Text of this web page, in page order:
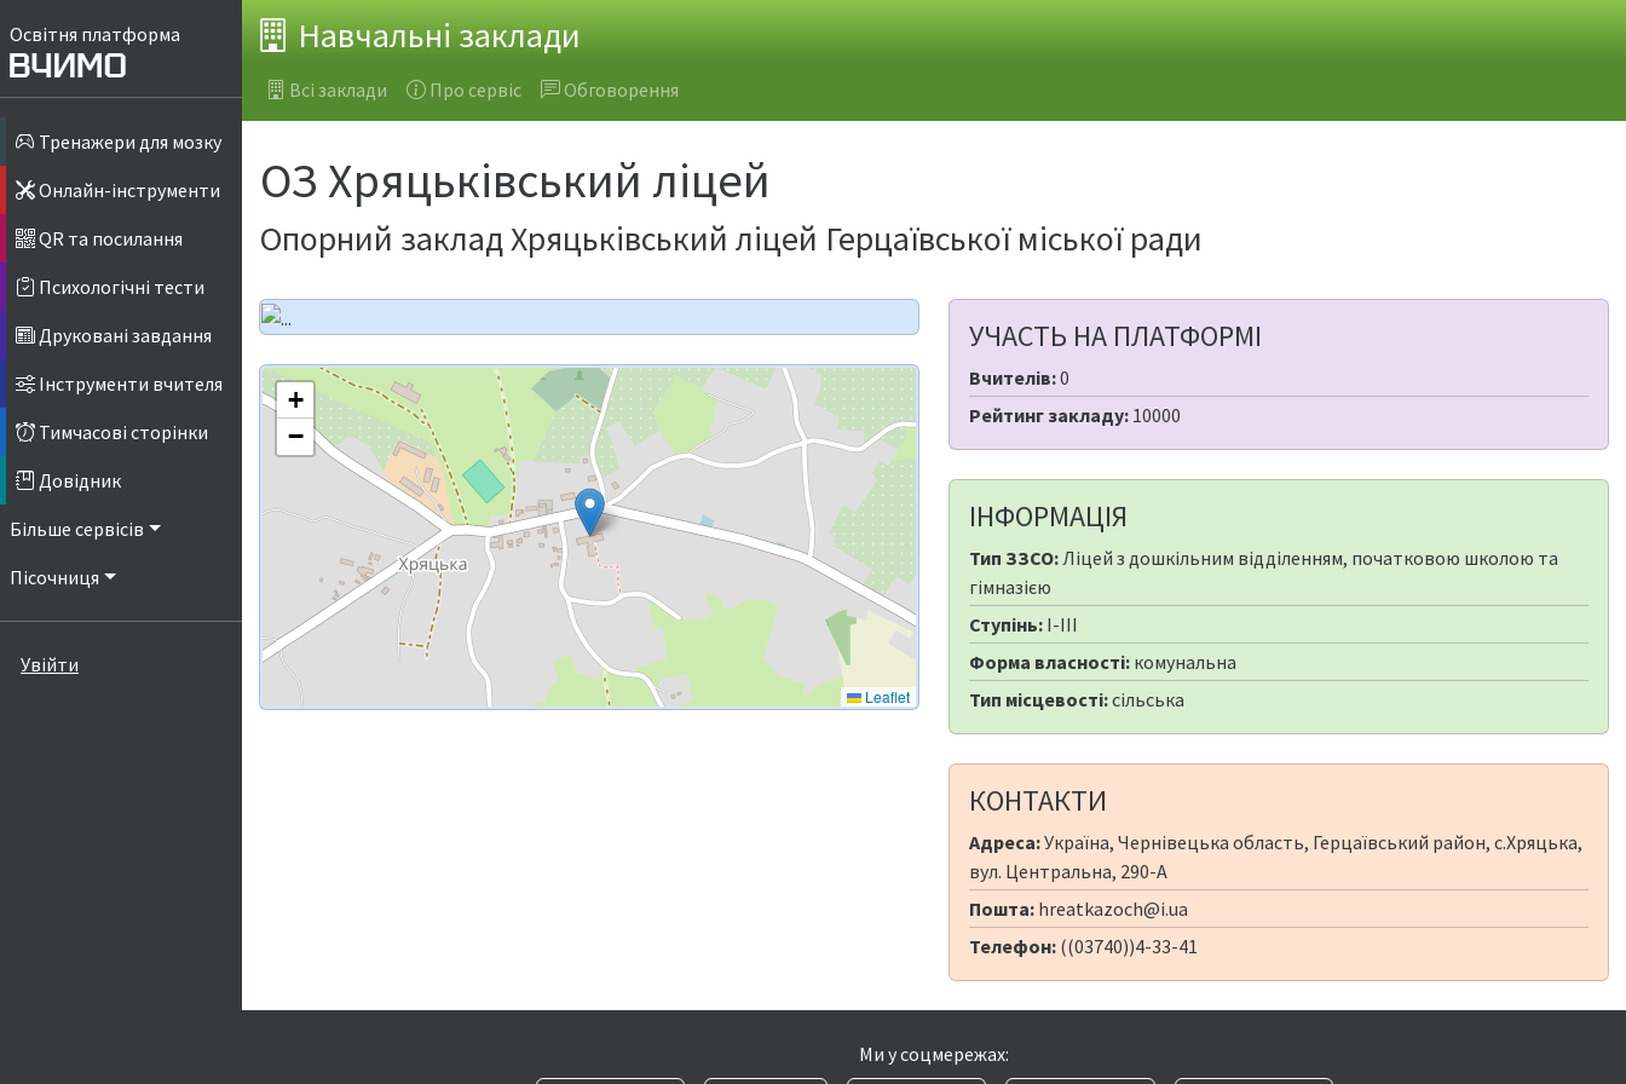
Освітня платформа
Тренажери для мозку
Онлайн-інструменти
QR та посилання
Психологічні тести
Друковані завдання
Інструменти вчителя
Тимчасові сторінки
Довідник
Більше сервісів
Пісочниця
Увійти
Навчальні заклади
Всі заклади Про сервіс Обговорення
ОЗ Хряцьківський ліцей
Опорний заклад Хряцьківський ліцей Герцаївської міської ради
+
−
Leaflet
УЧАСТЬ НА ПЛАТФОРМІ
Вчителів:0
Рейтинг закладу: 10000
ІНФОРМАЦІЯ
Тип ЗЗСО:Ліцей з дошкільним відділенням, початковою школою та
гімназією
Ступінь: I-III
Форма власності: комунальна
Тип місцевості:сільська
КОНТАКТИ
Адреса:Україна, Чернівецька область, Герцаївський район, с.Хряцька,
вул. Центральна, 290-А
Пошта: hreatkazoch@i.ua
Телефон: ((03740))4-33-41
Ми у соцмережах: